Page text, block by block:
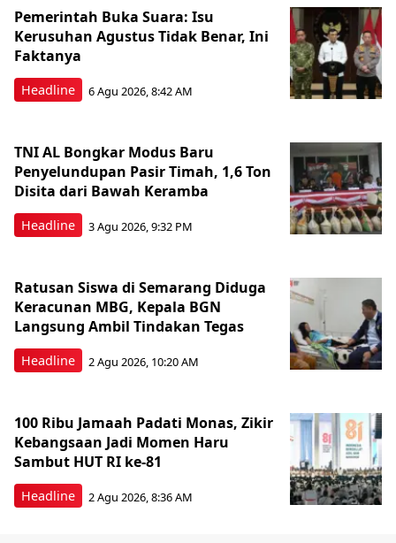
Headline
Pemerintah Buka Suara: Isu
Kerusuhan Agustus Tidak Benar, Ini
Faktanya
6 Agu 2026, 8:42 AM
Headline
TNI AL Bongkar Modus Baru
Penyelundupan Pasir Timah, 1,6 Ton
Disita dari Bawah Keramba
3 Agu 2026, 9:32 PM
Headline
Ratusan Siswa di Semarang Diduga
Keracunan MBG, Kepala BGN
Langsung Ambil Tindakan Tegas
2 Agu 2026, 10:20 AM
Headline
100 Ribu Jamaah Padati Monas, Zikir
Kebangsaan Jadi Momen Haru
Sambut HUT RI ke-81
2 Agu 2026, 8:36 AM